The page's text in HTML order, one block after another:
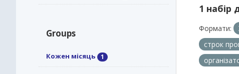
Groups
Кожен місяць 1
1 набір
Формати:
строк